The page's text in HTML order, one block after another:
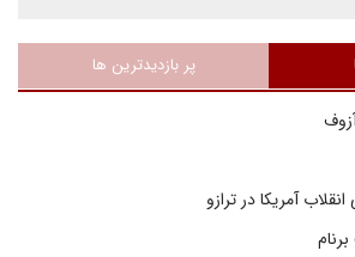
پر بازدیدترین ها
آمریکا در ترازو